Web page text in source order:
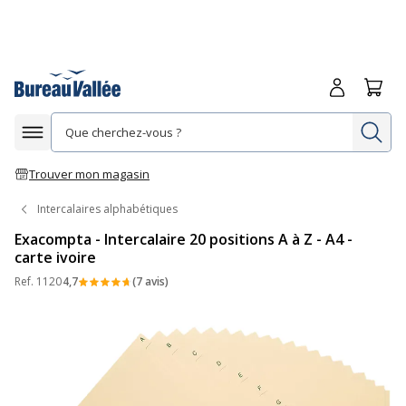
Afficher la navigation
Trouver mon magasin
Me
Intercalaires alphabétiques
Exacompta - Intercalaire 20 positions A à Z - A4 -
carte ivoire
Ref. 11204,7 (7 avis)